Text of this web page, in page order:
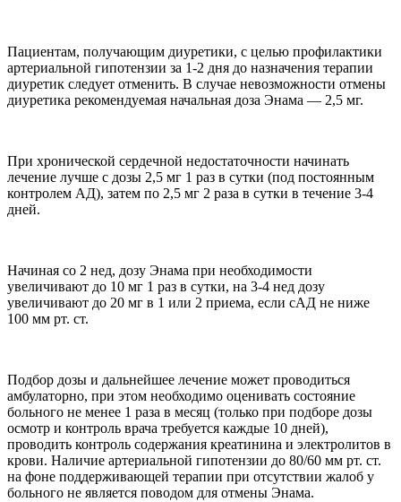
Пациентам, получающим диуретики, с целью профилактики
артериальной гипотензии за 1-2 дня до назначения терапии
диуретик следует отменить. В случае невозможности отмены
диуретика рекомендуемая начальная доза Энама — 2,5 мг.
При хронической сердечной недостаточности начинать
лечение лучше с дозы 2,5 мг 1 раз в сутки (под постоянным
контролем АД), затем по 2,5 мг 2 раза в сутки в течение 3-4
дней.
Начиная со 2 нед, дозу Энама при необходимости
увеличивают до 10 мг 1 раз в сутки, на 3-4 нед дозу
увеличивают до 20 мг в 1 или 2 приема, если сАД не ниже
100 мм рт. ст.
Подбор дозы и дальнейшее лечение может проводиться
амбулаторно, при этом необходимо оценивать состояние
больного не менее 1 раза в месяц (только при подборе дозы
осмотр и контроль врача требуется каждые 10 дней),
проводить контроль содержания креатинина и электролитов в
крови. Наличие артериальной гипотензии до 80/60 мм рт. ст.
на фоне поддерживающей терапии при отсутствии жалоб у
больного не является поводом для отмены Энама.